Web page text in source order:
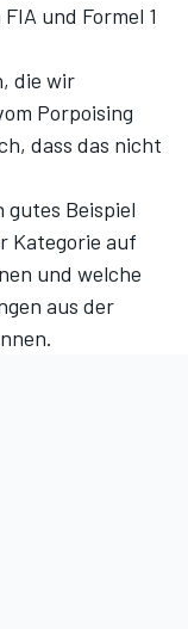
und Formel 1
die wir
Porpoising
dass das nicht
gutes Beispiel
Kategorie auf
und welche
aus der